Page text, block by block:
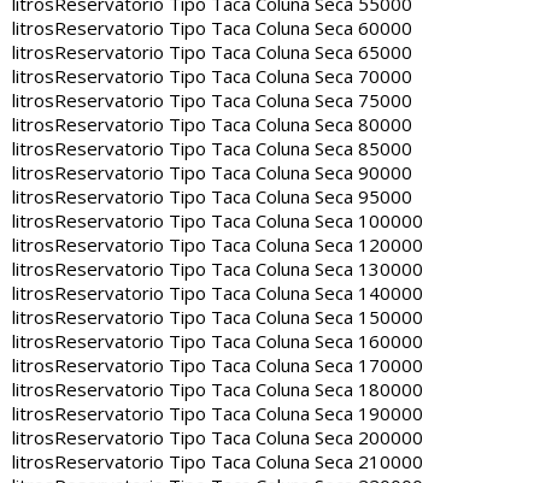
litrosReservatorio Tipo Taca Coluna Seca 60000
litrosReservatorio Tipo Taca Coluna Seca 65000
litrosReservatorio Tipo Taca Coluna Seca 70000
litrosReservatorio Tipo Taca Coluna Seca 75000
litrosReservatorio Tipo Taca Coluna Seca 80000
litrosReservatorio Tipo Taca Coluna Seca 85000
litrosReservatorio Tipo Taca Coluna Seca 90000
litrosReservatorio Tipo Taca Coluna Seca 95000
litrosReservatorio Tipo Taca Coluna Seca 100000
litrosReservatorio Tipo Taca Coluna Seca 120000
litrosReservatorio Tipo Taca Coluna Seca 130000
litrosReservatorio Tipo Taca Coluna Seca 140000
litrosReservatorio Tipo Taca Coluna Seca 150000
litrosReservatorio Tipo Taca Coluna Seca 160000
litrosReservatorio Tipo Taca Coluna Seca 170000
litrosReservatorio Tipo Taca Coluna Seca 180000
litrosReservatorio Tipo Taca Coluna Seca 190000
litrosReservatorio Tipo Taca Coluna Seca 200000
litrosReservatorio Tipo Taca Coluna Seca 210000